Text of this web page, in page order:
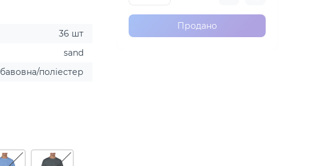
36 шт
sand
бавовна/поліестер
Продано